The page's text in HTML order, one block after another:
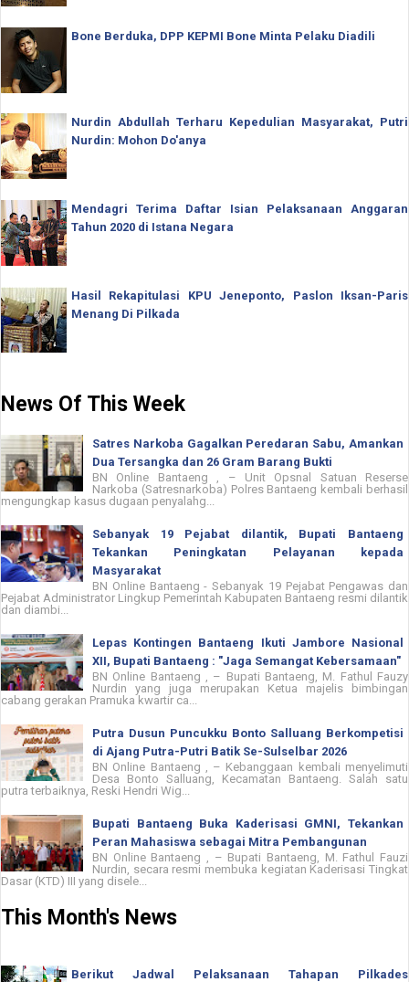
Bone Berduka, DPP KEPMI Bone Minta Pelaku Diadili
Nurdin Abdullah Terharu Kepedulian Masyarakat, Putri
Nurdin: Mohon Do'anya
Mendagri Terima Daftar Isian Pelaksanaan Anggaran
Tahun 2020 di Istana Negara
Hasil Rekapitulasi KPU Jeneponto, Paslon Iksan-Paris
Menang Di Pilkada
News Of This Week
Satres Narkoba Gagalkan Peredaran Sabu, Amankan
Dua Tersangka dan 26 Gram Barang Bukti
BN Online Bantaeng , – Unit Opsnal Satuan Reserse
Narkoba (Satresnarkoba) Polres Bantaeng kembali berhasil
mengungkap kasus dugaan penyalahg...
Sebanyak 19 Pejabat dilantik, Bupati Bantaeng
Tekankan Peningkatan Pelayanan kepada
Masyarakat
BN Online Bantaeng - Sebanyak 19 Pejabat Pengawas dan
Pejabat Administrator Lingkup Pemerintah Kabupaten Bantaeng resmi dilantik
dan diambi...
Lepas Kontingen Bantaeng Ikuti Jambore Nasional
XII, Bupati Bantaeng : "Jaga Semangat Kebersamaan"
BN Online Bantaeng , – Bupati Bantaeng, M. Fathul Fauzy
Nurdin yang juga merupakan Ketua majelis bimbingan
cabang gerakan Pramuka kwartir ca...
Putra Dusun Puncukku Bonto Salluang Berkompetisi
di Ajang Putra-Putri Batik Se-Sulselbar 2026
BN Online Bantaeng , – Kebanggaan kembali menyelimuti
Desa Bonto Salluang, Kecamatan Bantaeng. Salah satu
putra terbaiknya, Reski Hendri Wig...
Bupati Bantaeng Buka Kaderisasi GMNI, Tekankan
Peran Mahasiswa sebagai Mitra Pembangunan
BN Online Bantaeng , – Bupati Bantaeng, M. Fathul Fauzi
Nurdin, secara resmi membuka kegiatan Kaderisasi Tingkat
Dasar (KTD) III yang disele...
This Month's News
Berikut Jadwal Pelaksanaan Tahapan Pilkades